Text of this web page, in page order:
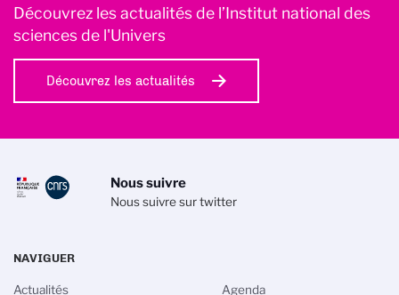
Découvrez les actualités de l’Institut national des
sciences de l'Univers
Découvrez les actualités
Nous suivre
Nous suivre sur twitter
NAVIGUER
Actualités Agenda